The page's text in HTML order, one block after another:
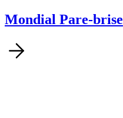
Mondial Pare-brise